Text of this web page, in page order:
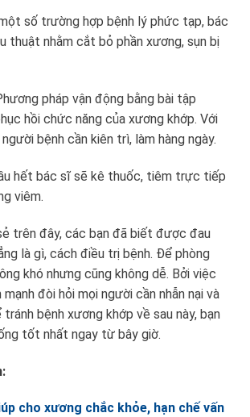
số trường hợp bệnh lý phức tạp, bác
thuật nhằm cắt bỏ phần xương, sụn bị
pháp vận động bằng bài tập
hồi chức năng của xương khớp. Với
bệnh cần kiên trì, làm hàng ngày.
hết bác sĩ sẽ kê thuốc, tiêm trực tiếp
viêm.
trên đây, các bạn đã biết được đau
là gì, cách điều trị bệnh. Để phòng
khó nhưng cũng không dễ. Bởi việc
đòi hỏi mọi người cần nhẫn nại và
bệnh xương khớp về sau này, bạn
tốt nhất ngay từ bây giờ.
cho xương chắc khỏe, hạn chế vấn